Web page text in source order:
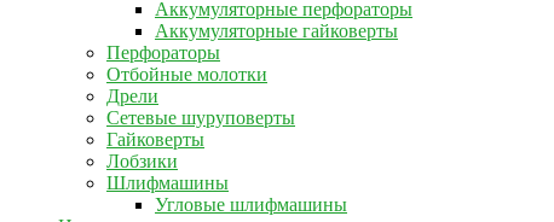
Аккумуляторные перфораторы
Аккумуляторные гайковерты
Перфораторы
Отбойные молотки
Дрели
Сетевые шуруповерты
Гайковерты
Лобзики
Шлифмашины
Угловые шлифмашины